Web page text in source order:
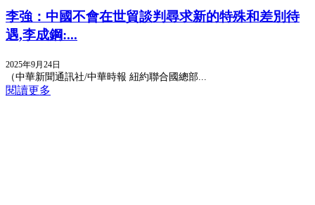
李強：中國不會在世貿談判尋求新的特殊和差別待
遇,李成鋼:...
2025年9月24日
（中華新聞通訊社/中華時報 紐約聯合國總部...
閱讀更多